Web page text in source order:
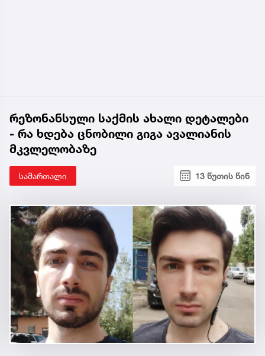
რეზონანსული საქმის ახალი დეტალები
- რა ხდება ცნობილი გიგა ავალიანის
მკვლელობაზე
სამართალი 13 წუთის წინ